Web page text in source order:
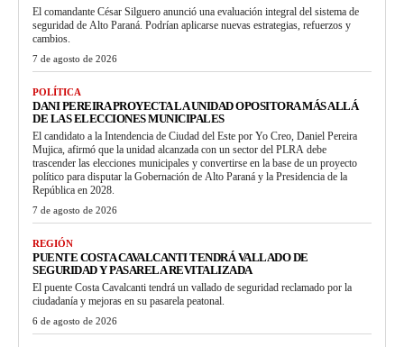
El comandante César Silguero anunció una evaluación integral del sistema de
seguridad de Alto Paraná. Podrían aplicarse nuevas estrategias, refuerzos y
cambios.
7 de agosto de 2026
POLÍTICA
DANI PEREIRA PROYECTA LA UNIDAD OPOSITORA MÁS ALLÁ
DE LAS ELECCIONES MUNICIPALES
El candidato a la Intendencia de Ciudad del Este por Yo Creo, Daniel Pereira
Mujica, afirmó que la unidad alcanzada con un sector del PLRA debe
trascender las elecciones municipales y convertirse en la base de un proyecto
político para disputar la Gobernación de Alto Paraná y la Presidencia de la
República en 2028.
7 de agosto de 2026
REGIÓN
PUENTE COSTA CAVALCANTI TENDRÁ VALLADO DE
SEGURIDAD Y PASARELA REVITALIZADA
El puente Costa Cavalcanti tendrá un vallado de seguridad reclamado por la
ciudadanía y mejoras en su pasarela peatonal.
6 de agosto de 2026